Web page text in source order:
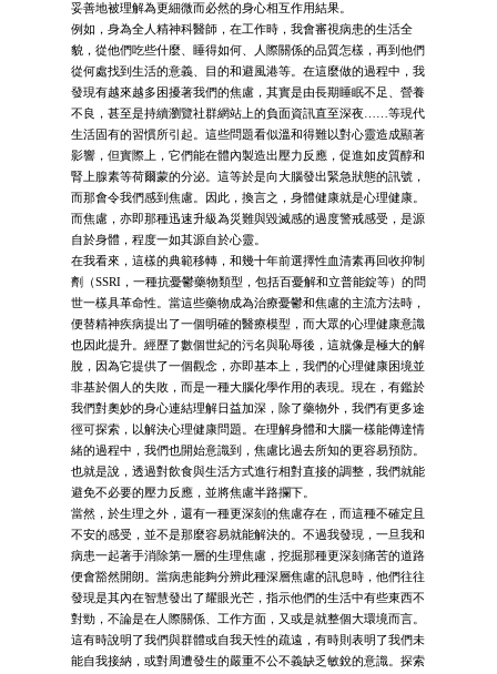
妥善地被理解為更細微而必然的身心相互作用結果。
例如，身為全人精神科醫師，在工作時，我會審視病患的生活全
貌，從他們吃些什麼、睡得如何、人際關係的品質怎樣，再到他們
從何處找到生活的意義、目的和避風港等。在這麼做的過程中，我
發現有越來越多困擾著我們的焦慮，其實是由長期睡眠不足、營養
不良，甚至是持續瀏覽社群網站上的負面資訊直至深夜……等現代
生活固有的習慣所引起。這些問題看似溫和得難以對心靈造成顯著
影響，但實際上，它們能在體內製造出壓力反應，促進如皮質醇和
腎上腺素等荷爾蒙的分泌。這等於是向大腦發出緊急狀態的訊號，
而那會令我們感到焦慮。因此，換言之，身體健康就是心理健康。
而焦慮，亦即那種迅速升級為災難與毀滅感的過度警戒感受，是源
自於身體，程度一如其源自於心靈。
在我看來，這樣的典範移轉，和幾十年前選擇性血清素再回收抑制
劑（SSRI，一種抗憂鬱藥物類型，包括百憂解和立普能錠等）的問
世一樣具革命性。當這些藥物成為治療憂鬱和焦慮的主流方法時，
便替精神疾病提出了一個明確的醫療模型，而大眾的心理健康意識
也因此提升。經歷了數個世紀的污名與恥辱後，這就像是極大的解
脫，因為它提供了一個觀念，亦即基本上，我們的心理健康困境並
非基於個人的失敗，而是一種大腦化學作用的表現。現在，有鑑於
我們對奧妙的身心連結理解日益加深，除了藥物外，我們有更多途
徑可探索，以解決心理健康問題。在理解身體和大腦一樣能傳達情
緒的過程中，我們也開始意識到，焦慮比過去所知的更容易預防。
也就是說，透過對飲食與生活方式進行相對直接的調整，我們就能
避免不必要的壓力反應，並將焦慮半路攔下。
當然，於生理之外，還有一種更深刻的焦慮存在，而這種不確定且
不安的感受，並不是那麼容易就能解決的。不過我發現，一旦我和
病患一起著手消除第一層的生理焦慮，挖掘那種更深刻痛苦的道路
便會豁然開朗。當病患能夠分辨此種深層焦慮的訊息時，他們往往
發現是其內在智慧發出了耀眼光芒，指示他們的生活中有些東西不
對勁，不論是在人際關係、工作方面，又或是就整個大環境而言。
這有時說明了我們與群體或自我天性的疏遠，有時則表明了我們未
能自我接納，或對周遭發生的嚴重不公不義缺乏敏銳的意識。探索